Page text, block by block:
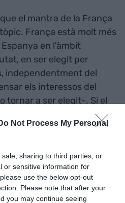
Not Process My Personal
sharing to third parties, or
or sensitive information for
use the below opt-out
Please note that after your
you may continue seeing
el mantra de la França
França està molt més
en l'àmbit
en ser elegit per
independentment del
els interessos del
tornar a ser elegit-. Si el
fos com el francès, la
amb la col·laboració
La seva passivitat es pot
Me l’estalvio per no
comença per la lletra B.
el que no són els